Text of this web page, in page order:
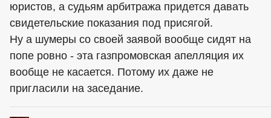
юристов, а судьям арбитража придется давать
свидетельские показания под присягой.
Ну а шумеры со своей заявой вообще сидят на
попе ровно - эта газпромовская апелляция их
вообще не касается. Потому их даже не
пригласили на заседание.